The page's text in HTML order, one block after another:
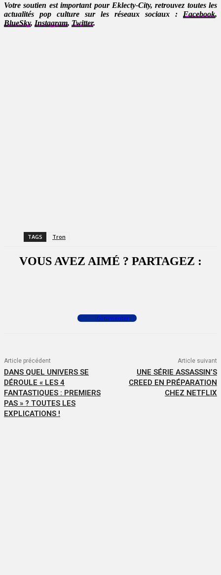
Votre soutien est important pour Eklecty-City, retrouvez toutes les
actualités pop culture sur les réseaux sociaux : Facebook,
BlueSky, Instagram, Twitter.
TAGS Tron
VOUS AVEZ AIMÉ ? PARTAGEZ :
Commenter
Article précédent
DANS QUEL UNIVERS SE
DÉROULE « LES 4
FANTASTIQUES : PREMIERS
PAS » ? TOUTES LES
EXPLICATIONS !
Article suivant
UNE SÉRIE ASSASSIN’S
CREED EN PRÉPARATION
CHEZ NETFLIX